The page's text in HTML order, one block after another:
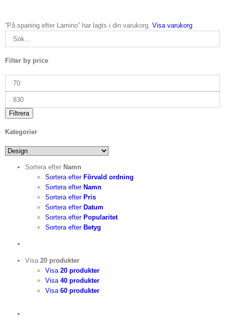
”På spaning efter Lamino” har lagts i din varukorg. Visa varukorg
Filter by price
Min
Max
Filtrera
Kategorier
Sortera efter Namn
Sortera efter Förvald ordning
Sortera efter Namn
Sortera efter Pris
Sortera efter Datum
Sortera efter Popularitet
Sortera efter Betyg
Visa 20 produkter
Visa 20 produkter
Visa 40 produkter
Visa 60 produkter